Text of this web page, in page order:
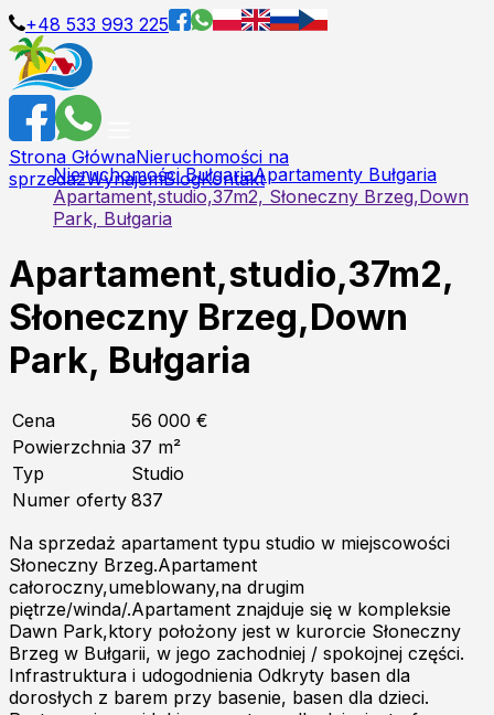
+48 533 993 225
Strona GłównaNieruchomości na
sprzedażWynajemBlogKontakt
Nieruchomości BułgariaApartamenty Bułgaria
Apartament,studio,37m2, Słoneczny Brzeg,Down
Park, Bułgaria
Apartament,studio,37m2,
Słoneczny Brzeg,Down
Park, Bułgaria
Cena
56 000 €
Powierzchnia 37 m²
Typ
Studio
Numer oferty 837
Na sprzedaż apartament typu studio w miejscowości
Słoneczny Brzeg.Apartament
całoroczny,umeblowany,na drugim
piętrze/winda/.Apartament znajduje się w kompleksie
Dawn Park,ktory położony jest w kurorcie Słoneczny
Brzeg w Bułgarii, w jego zachodniej / spokojnej części.
Infrastruktura i udogodnienia Odkryty basen dla
dorosłych z barem przy basenie, basen dla dzieci.